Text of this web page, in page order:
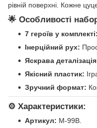
рівній поверхні. Кожне
🌟 Особливості
7 героїв у комплекті:
Інерційний рух:
Яскрава
Якісний пластик:
Зручний формат:
⚙️ Характеристики:
Артикул: M-99B.